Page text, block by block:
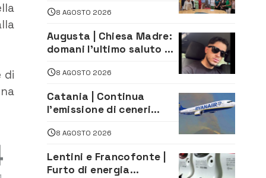
di
di Sanità pubblica,
Matteliano al Servizio
Legale
8 AGOSTO 2026
Augusta | Chiesa Madre:
domani l’ultimo saluto ad
morto in un incidente
8 AGOSTO 2026
Catania | Continua
l’emissione di ceneri
attività all’aeroporto di
8 AGOSTO 2026
Lentini e Francofonte |
Furto di energia